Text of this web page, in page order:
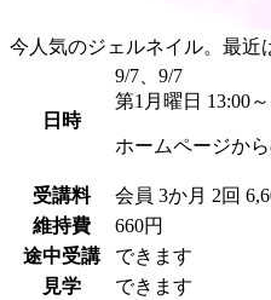
今人気のジェルネイル。最近
日時
9/7、9/7
第1月曜日 13:00
ホームページか
受講料 会員 3か月 2回
維持費
660円
途中受講
できます
見学
できます